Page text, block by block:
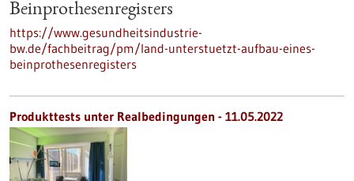
Beinprothesenregisters
https://www.gesundheitsindustrie-
bw.de/fachbeitrag/pm/land-unterstuetzt-aufbau-eines-
beinprothesenregisters
Produkttests unter Realbedingungen - 11.05.2022